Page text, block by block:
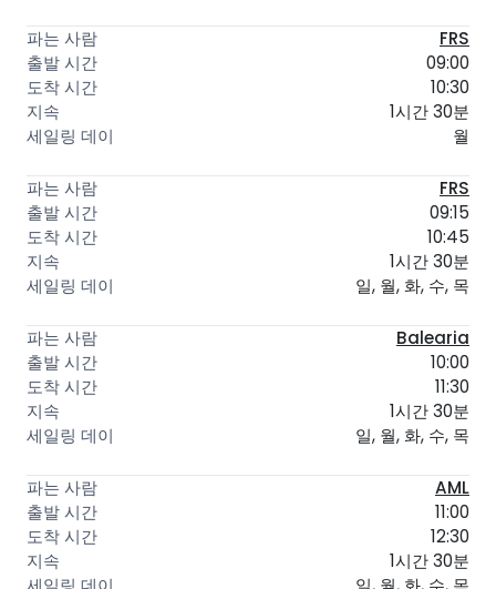
FRS
09:00
10:30
1시간 30분
월
FRS
09:15
10:45
1시간 30분
일, 월, 화, 수, 목
Balearia
10:00
11:30
1시간 30분
일, 월, 화, 수, 목
AML
11:00
12:30
1시간 30분